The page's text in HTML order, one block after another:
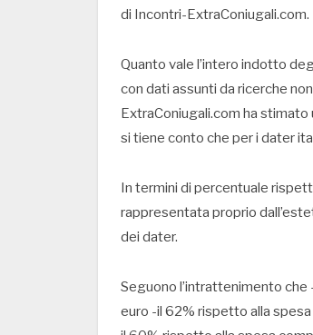
di Incontri-ExtraConiugali.com.
Quanto vale l’intero indotto
con dati assunti da ricerche
ExtraConiugali.com ha stimato
si tiene conto che per i dater
In termini di percentuale
rappresentata proprio
dei dater.
Seguono l’intrattenimento
euro -il 62% rispetto alla